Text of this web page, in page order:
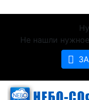
Не нашли